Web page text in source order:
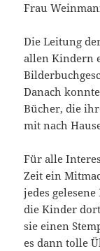
Frau
Die Leitung
allen Kindern
Danach
Bücher, die
mit nach
Für alle
Zeit ein
jedes
die Kinder
sie einen
es dann tolle